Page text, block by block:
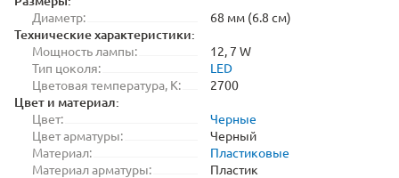
Диаметр: 68 мм (6.8 см)
Технические характеристики:
Мощность лампы:
12, 7 W
Тип цоколя:
LED
Цветовая температура, K:
2700
Цвет и материал:
Цвет:
Черные
Цвет арматуры:
Черный
Материал:
Пластиковые
Материал арматуры:
Пластик